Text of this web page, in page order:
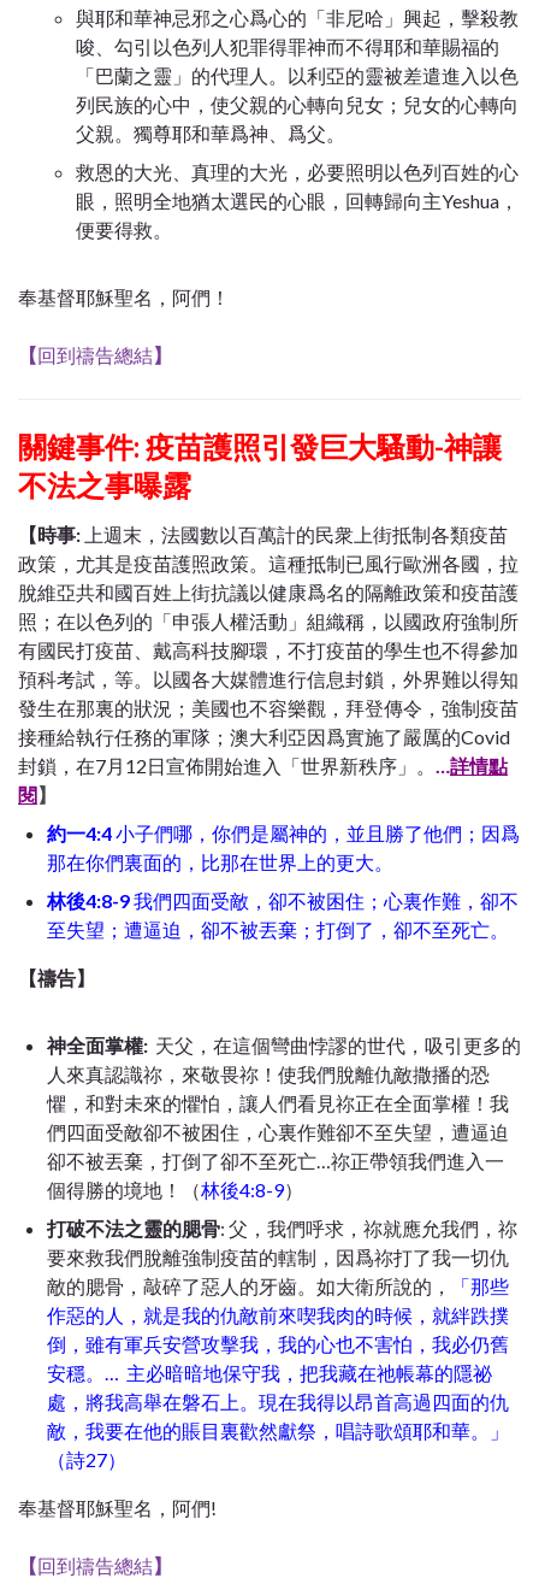
與耶和華神忌邪之心爲心的「非尼哈」興起，擊殺教
唆、勾引以色列人犯罪得罪神而不得耶和華賜福的
「巴蘭之靈」的代理人。以利亞的靈被差遣進入以色
列民族的心中，使父親的心轉向兒女；兒女的心轉向
父親。獨尊耶和華爲神、爲父。
救恩的大光、真理的大光，必要照明以色列百姓的心
眼，照明全地猶太選民的心眼，回轉歸向主Yeshua，
便要得救。
奉基督耶穌聖名，阿們！
【回到禱告總結】
關鍵事件: 疫苗護照引發巨大騷動-神讓
不法之事曝露
【時事: 上週末，法國數以百萬計的民衆上街抵制各類疫苗
政策，尤其是疫苗護照政策。這種抵制已風行歐洲各國，拉
脫維亞共和國百姓上街抗議以健康爲名的隔離政策和疫苗護
照；在以色列的「申張人權活動」組織稱，以國政府強制所
有國民打疫苗、戴高科技腳環，不打疫苗的學生也不得參加
預科考試，等。以國各大媒體進行信息封鎖，外界難以得知
發生在那裏的狀況；美國也不容樂觀，拜登傳令，強制疫苗
接種給執行任務的軍隊；澳大利亞因爲實施了嚴厲的Covid
封鎖，在7月12日宣佈開始進入「世界新秩序」。
…詳情點
閱】
約一4:4小子們哪，你們是屬神的，並且勝了他們；因爲
那在你們裏面的，比那在世界上的更大。
林後4:8-9我們四面受敵，卻不被困住；心裏作難，卻不
至失望；遭逼迫，卻不被丟棄；打倒了，卻不至死亡。
【禱告】
神全面掌權: 天父，在這個彎曲悖謬的世代，吸引更多的
人來真認識祢，來敬畏祢！使我們脫離仇敵撒播的恐
懼，和對未來的懼怕，讓人們看見祢正在全面掌權！我
們四面受敵卻不被困住，心裏作難卻不至失望，遭逼迫
卻不被丟棄，打倒了卻不至死亡…祢正帶領我們進入一
個得勝的境地！（林後4:8-9）
打破不法之靈的腮骨: 父，我們呼求，祢就應允我們，祢
要來救我們脫離強制疫苗的轄制，因爲祢打了我一切仇
敵的腮骨，敲碎了惡人的牙齒。如大衛所說的，
「那些
作惡的人，就是我的仇敵前來喫我肉的時候，就絆跌撲
倒，雖有軍兵安營攻擊我，我的心也不害怕，我必仍舊
安穩。… 主必暗暗地保守我，把我藏在祂帳幕的隱祕
處，將我高舉在磐石上。現在我得以昂首高過四面的仇
敵，我要在他的賬目裏歡然獻祭，唱詩歌頌耶和華。」
（詩27）
奉基督耶穌聖名，阿們!
【回到禱告總結】